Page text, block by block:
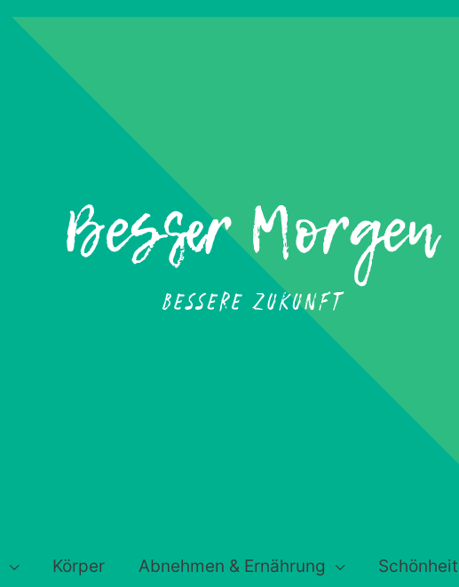
Körper Abnehmen & Ernährung Schönheit